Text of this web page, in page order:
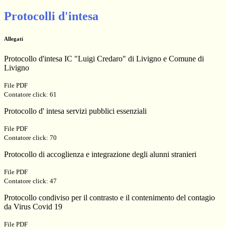
Protocolli d'intesa
Allegati
Protocollo d'intesa IC "Luigi Credaro" di Livigno e Comune di
Livigno
File PDF
Contatore click: 61
Protocollo d' intesa servizi pubblici essenziali
File PDF
Contatore click: 70
Protocollo di accoglienza e integrazione degli alunni stranieri
File PDF
Contatore click: 47
Protocollo condiviso per il contrasto e il contenimento del contagio
da Virus Covid 19
File PDF